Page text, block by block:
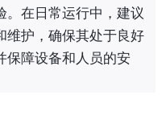
。在日常运行中，建议
维护，确保其处于良好
保障设备和人员的安